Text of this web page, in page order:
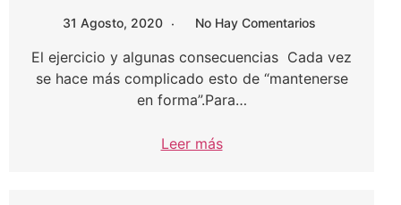
31 Agosto, 2020 No Hay Comentarios
El ejercicio y algunas consecuencias Cada vez
se hace más complicado esto de “mantenerse
en forma”.Para…
Leer más